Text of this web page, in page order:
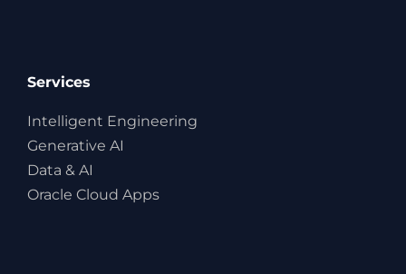
Services
Intelligent Engineering
Generative AI
Data & AI
Oracle Cloud Apps